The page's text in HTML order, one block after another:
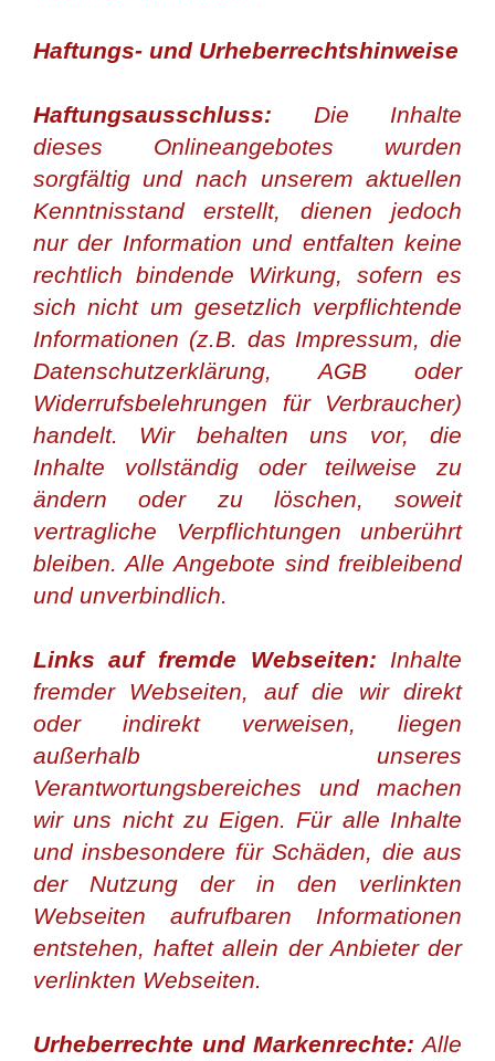
Haftungs- und Urheberrechtshinweise
Haftungsausschluss: Die Inhalte
dieses Onlineangebotes wurden
sorgfältig und nach unserem aktuellen
Kenntnisstand erstellt, dienen jedoch
nur der Information und entfalten keine
rechtlich bindende Wirkung, sofern es
sich nicht um gesetzlich verpflichtende
Informationen (z.B. das Impressum, die
Datenschutzerklärung, AGB oder
Widerrufsbelehrungen für Verbraucher)
handelt. Wir behalten uns vor, die
Inhalte vollständig oder teilweise zu
ändern oder zu löschen, soweit
vertragliche Verpflichtungen unberührt
bleiben. Alle Angebote sind freibleibend
und unverbindlich.
Links auf fremde Webseiten: Inhalte
fremder Webseiten, auf die wir direkt
oder indirekt verweisen, liegen
außerhalb unseres
Verantwortungsbereiches und machen
wir uns nicht zu Eigen. Für alle Inhalte
und insbesondere für Schäden, die aus
der Nutzung der in den verlinkten
Webseiten aufrufbaren Informationen
entstehen, haftet allein der Anbieter der
verlinkten Webseiten.
Urheberrechte und Markenrechte: Alle